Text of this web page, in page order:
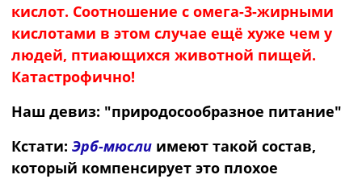
кислот. Соотношение с омега-3-жирными
кислотами в этом случае ещё хуже чем у
людей, птиающихся животной пищей.
Катастрофично!
Наш девиз: "природосообразное питание"
Кстати: Эрб-мюсли имеют такой состав,
который компенсирует это плохое